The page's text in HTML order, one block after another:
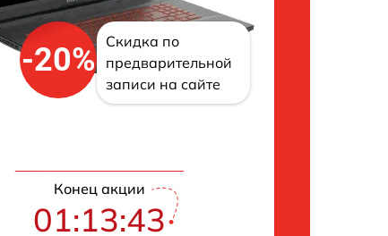
-20%
Скидка по
предварительной
записи на сайте
Конец акции
01:13:42